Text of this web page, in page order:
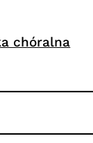
chóralna